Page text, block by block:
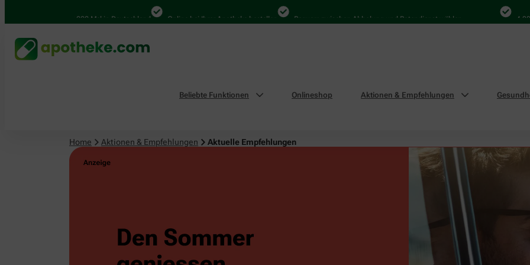
4.000 Mal in Deutschland Online bei Ihrer Apotheke bestellen Bequem zwischen Abholung und Botendienst wählen 4.000 Mal
Beliebte Funktionen Onlineshop Aktionen & Empfehlungen
Home Aktionen & Empfehlungen Aktuelle Empfehlungen